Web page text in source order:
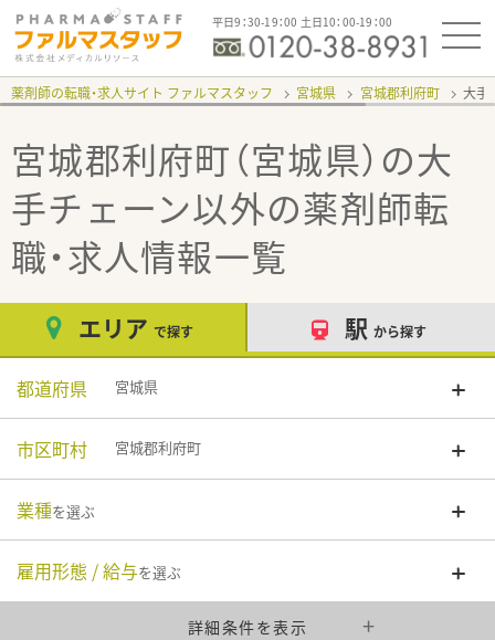
平日9：30-19：00 土日10：00-19：00
薬剤師の転職・求人サイト ファルマスタッフ 宮城県 宮城郡利府町 大手
宮城郡利府町（宮城県）の大
手チェーン以外の薬剤師転
職・求人情報一覧
エリア で探す 駅 から探す
都道府県 宮城県
市区町村 宮城郡利府町
業種を選ぶ
雇用形態 / 給与を選ぶ
詳細条件を表示